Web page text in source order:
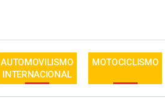
AUTOMOVILISMO
INTERNACIONAL
MOTOCICLISMO